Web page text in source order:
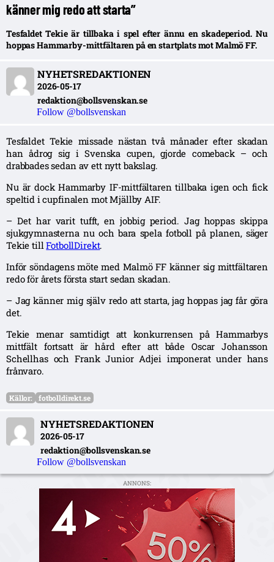
känner mig redo att starta”
Tesfaldet Tekie är tillbaka i spel efter ännu en skadeperiod. Nu
hoppas Hammarby-mittfältaren på en startplats mot Malmö FF.
NYHETSREDAKTIONEN
2026-05-17
redaktion@bollsvenskan.se
Follow @bollsvenskan
Tesfaldet Tekie missade nästan två månader efter skadan
han ådrog sig i Svenska cupen, gjorde comeback – och
drabbades sedan av ett nytt bakslag.
Nu är dock Hammarby IF-mittfältaren tillbaka igen och fick
speltid i cupfinalen mot Mjällby AIF.
– Det har varit tufft, en jobbig period. Jag hoppas skippa
sjukgymnasterna nu och bara spela fotboll på planen, säger
Tekie tillFotbollDirekt.
Inför söndagens möte med Malmö FF känner sig mittfältaren
redo för årets första start sedan skadan.
– Jag känner mig själv redo att starta, jag hoppas jag får göra
det.
Tekie menar samtidigt att konkurrensen på Hammarbys
mittfält fortsatt är hård efter att både Oscar Johansson
Schellhas och Frank Junior Adjei imponerat under hans
frånvaro.
Källor: fotbolldirekt.se
NYHETSREDAKTIONEN
2026-05-17
redaktion@bollsvenskan.se
Follow @bollsvenskan
ANNONS: